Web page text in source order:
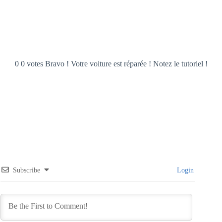
0 0 votes Bravo ! Votre voiture est réparée ! Notez le tutoriel !
Subscribe Login